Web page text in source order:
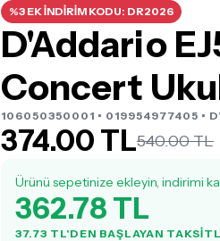
%3 EK İNDİRİM KODU: DR2026
D'Addario
Concert
106050350001 • 019954977405 •
374.00 TL540.00 TL
Ürünü sepetinize ekleyin, indirimi
362.78 TL
37.73 TL'DEN BAŞLAYAN